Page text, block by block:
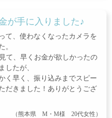
が手に入りました♪
て、使わなくなったカメラを
。
て、早くお金が欲しかったの
したが、
く早く、振り込みまでスピー
だきました！ありがとうござ
（熊本県 M・M様 20代女性）